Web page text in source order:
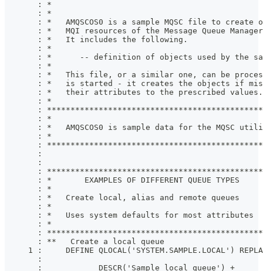
: *
: *
: *   AMQSCOS0 is a sample MQSC file to create
: *   MQI resources of the Message Queue
: *   It includes the following.
: *
: *      -- definition of objects used by the
: *
: *   This file, or a similar one, can be
: *   is started - it creates the objects if
: *   their attributes to the prescribed
: *
:
: *
: *   AMQSCOS0 is sample data for the MQSC
: *
:
       :
       :
:
: *       EXAMPLES OF DIFFERENT QUEUE TYPES
: *
: *   Create local, alias and remote queues
: *
: *   Uses system defaults for most attributes
: *
:
       : **   Create a local queue
1 :     DEFINE QLOCAL('SYSTEM.SAMPLE.LOCAL')
       :
       :            DESCR('Sample local queue') +